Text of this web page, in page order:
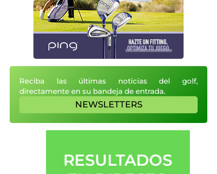
Reciba las últimas noticias del golf,
directamente en su bandeja de entrada.
NEWSLETTERS